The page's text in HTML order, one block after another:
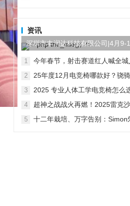
资讯
深圳市丰润达科技有限公司|4月9-
参展第三届AI算力产...
1
今年春节，射击赛道红人喊全城
2
25年度12月电竞椅哪款好？骁
3
2025 专业人体工学电竞椅怎么
4
超神之战战火再燃！2025雷克
5
十二年栽培、万字告别：Simon